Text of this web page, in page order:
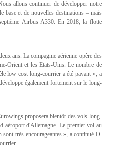
allons continuer de développer notre
base et de nouvelles destinations – mais
Airbus A330. En 2018, la flotte
ans. La compagnie aérienne opère des
Orient et les Etats-Unis. Le nombre de
low cost long-courrier a été payant », a
également fortement sur le long-
proposera bientôt des vols long-
aéroport d'Allemagne. Le premier vol au
très encourageantes », a continué O.